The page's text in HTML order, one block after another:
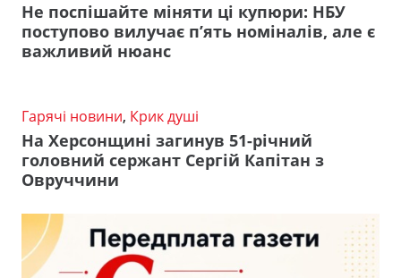
Не поспішайте міняти ці купюри: НБУ
поступово вилучає п’ять номіналів, але є
важливий нюанс
Гарячі новини, Крик душі
На Херсонщині загинув 51-річний
головний сержант Сергій Капітан з
Овруччини